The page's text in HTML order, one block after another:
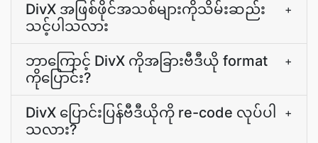
DivX အဖြစ်ဖိုင်အသစ်များကိုသိမ်းဆည်း
သင့်ပါသလား
+
ဘာကြောင့် DivX ကိုအခြားဗီဒီယို format
ကိုပြောင်း?
+
DivX ပြောင်းပြန်ဗီဒီယိုကို re-code လုပ်ပါ
သလား?
+